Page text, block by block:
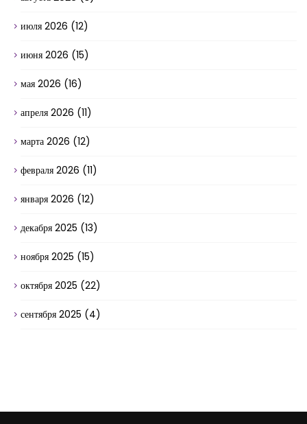
июля 2026 (12)
июня 2026 (15)
мая 2026 (16)
апреля 2026 (11)
марта 2026 (12)
февраля 2026 (11)
января 2026 (12)
декабря 2025 (13)
ноября 2025 (15)
октября 2025 (22)
сентября 2025 (4)